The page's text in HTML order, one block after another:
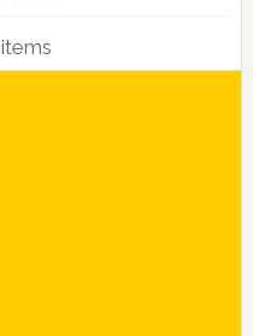
items